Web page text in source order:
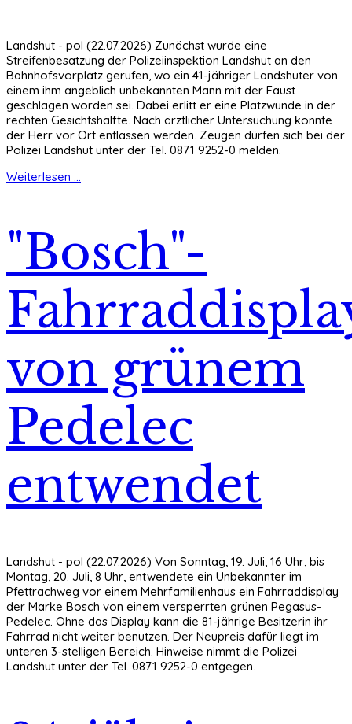
Landshut - pol (22.07.2026) Zunächst wurde eine
Streifenbesatzung der Polizeiinspektion Landshut an den
Bahnhofsvorplatz gerufen, wo ein 41-jähriger Landshuter von
einem ihm angeblich unbekannten Mann mit der Faust
geschlagen worden sei. Dabei erlitt er eine Platzwunde in der
rechten Gesichtshälfte. Nach ärztlicher Untersuchung konnte
der Herr vor Ort entlassen werden. Zeugen dürfen sich bei der
Polizei Landshut unter der Tel. 0871 9252-0 melden.
Weiterlesen ...
"Bosch"-
von grünem
Pedelec
entwendet
Landshut - pol (22.07.2026) Von Sonntag, 19. Juli, 16 Uhr, bis
Montag, 20. Juli, 8 Uhr, entwendete ein Unbekannter im
Pfettrachweg vor einem Mehrfamilienhaus ein Fahrraddisplay
der Marke Bosch von einem versperrten grünen Pegasus-
Pedelec. Ohne das Display kann die 81-jährige Besitzerin ihr
Fahrrad nicht weiter benutzen. Der Neupreis dafür liegt im
unteren 3-stelligen Bereich. Hinweise nimmt die Polizei
Landshut unter der Tel. 0871 9252-0 entgegen.